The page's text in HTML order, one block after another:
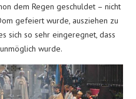
dem Regen geschuldet – nicht
gefeiert wurde, ausziehen zu
sich so sehr eingeregnet, dass
wurde.